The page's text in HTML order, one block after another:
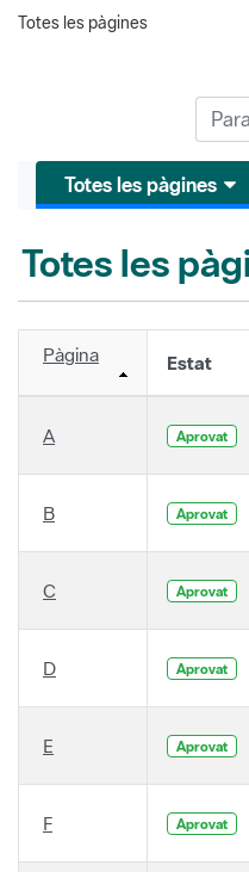
Totes les pàgines
Totes les pàgines
Totes les
Pàgina Estat
A Aprovat
B Aprovat
C Aprovat
D Aprovat
E Aprovat
F Aprovat